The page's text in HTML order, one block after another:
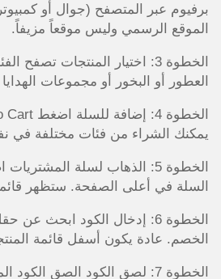
برفيوم عبر المتصفح (جوال أو
الموقع الرسمي وليس موقعاً مزيفاً.
الخطوة 3: اختيار المنتجات
العطور أو البخور أو مجموعات الهدايا
يمكنك الشراء من فئات مختلفة في
الخطوة 5: الذهاب لسلة
السلة في أعلى الصفحة. ستظهر
الخصم. عادة يكون أسفل قائمة
الخطوة 7: لصق الكود الصق